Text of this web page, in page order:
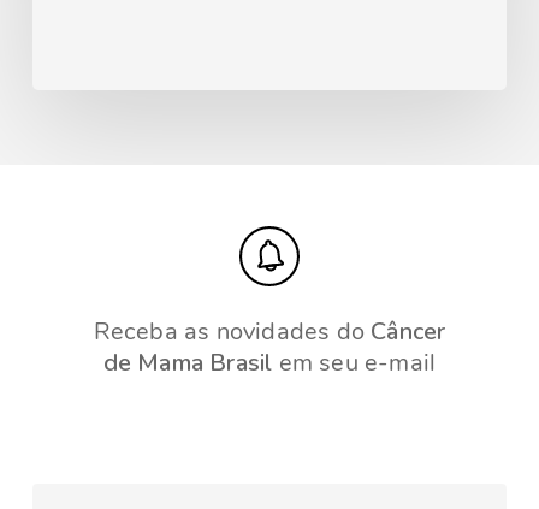
Receba as novidades do Câncer
de Mama Brasil em seu e-mail